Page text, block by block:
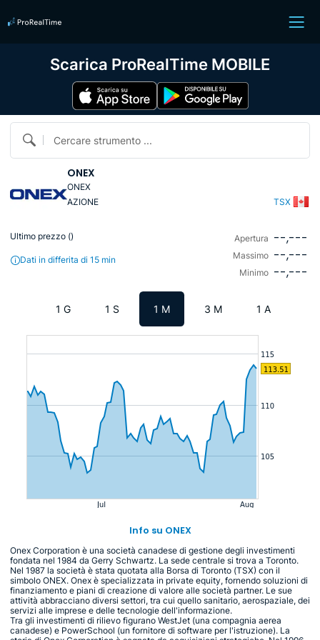
Cercare strumento ...
ONEX
ONEX
AZIONE
TSX
Ultimo prezzo ()
Dati in differita di 15 min
Apertura --,---
Massimo --,---
Minimo --,---
1 G 1 S 1 M 3 M 1 A
Info su ONEX
Onex Corporation è una società canadese di gestione degli investimenti
fondata nel 1984 da Gerry Schwartz. La sede centrale si trova a Toronto.
Nel 1987 la società è stata quotata alla Borsa di Toronto (TSX) con il
simbolo ONEX. Onex è specializzata in private equity, fornendo soluzioni di
finanziamento e piani di creazione di valore alle società partner. Le sue
attività abbracciano diversi settori, tra cui quello sanitario, aerospaziale, dei
servizi alle imprese e delle tecnologie dell'informazione.
Tra gli investimenti di rilievo figurano WestJet (una compagnia aerea
canadese) e PowerSchool (un fornitore di software per l'istruzione). La
Scarica ProRealTime MOBILE